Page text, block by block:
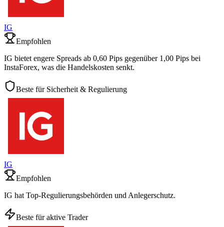
IG
Empfohlen
IG bietet engere Spreads ab 0,60 Pips gegenüber 1,00 Pips bei
InstaForex, was die Handelskosten senkt.
Beste für Sicherheit & Regulierung
IG
Empfohlen
IG hat Top-Regulierungsbehörden und Anlegerschutz.
Beste für aktive Trader